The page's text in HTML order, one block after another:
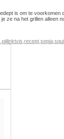
is om te voorkomen
ze na het grillen alleen
pijlinktvis recept sepia